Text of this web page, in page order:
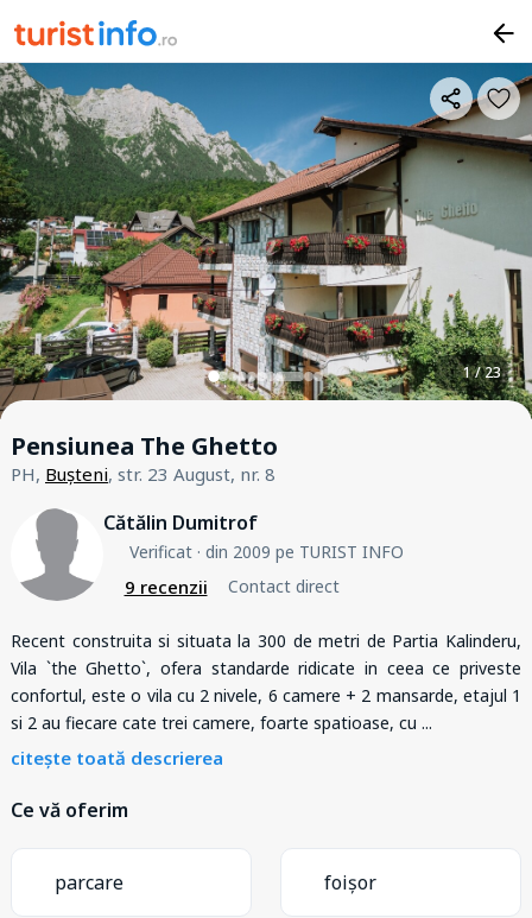
1 / 23
Pensiunea The Ghetto
PH, Bușteni, str. 23 August, nr. 8
Cătălin Dumitrof
Verificat· din 2009 pe TURIST INFO
9 recenzii Contact direct
Recent construita si situata la 300 de metri de Partia Kalinderu,
Vila `the Ghetto`, ofera standarde ridicate in ceea ce priveste
confortul, este o vila cu 2 nivele, 6 camere + 2 mansarde, etajul 1
si 2 au fiecare cate trei camere, foarte spatioase, cu ...
citește toată descrierea
Ce vă oferim
parcare foișor